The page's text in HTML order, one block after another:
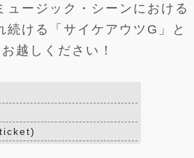
ージック・シーンにおける
ける「サイケアウツG」と
越しください！